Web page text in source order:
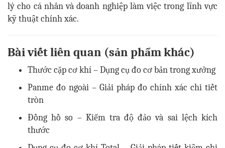
lý cho cá nhân và doanh nghiệp làm việc trong lĩnh vực
kỹ thuật chính xác.
Bài viết liên quan (sản phẩm khác)
Thước cặp cơ khí – Dụng cụ đo cơ bản trong xưởng
Panme đo ngoài – Giải pháp đo chính xác chi tiết
tròn
Đồng hồ so – Kiểm tra độ đảo và sai lệch kích
thước